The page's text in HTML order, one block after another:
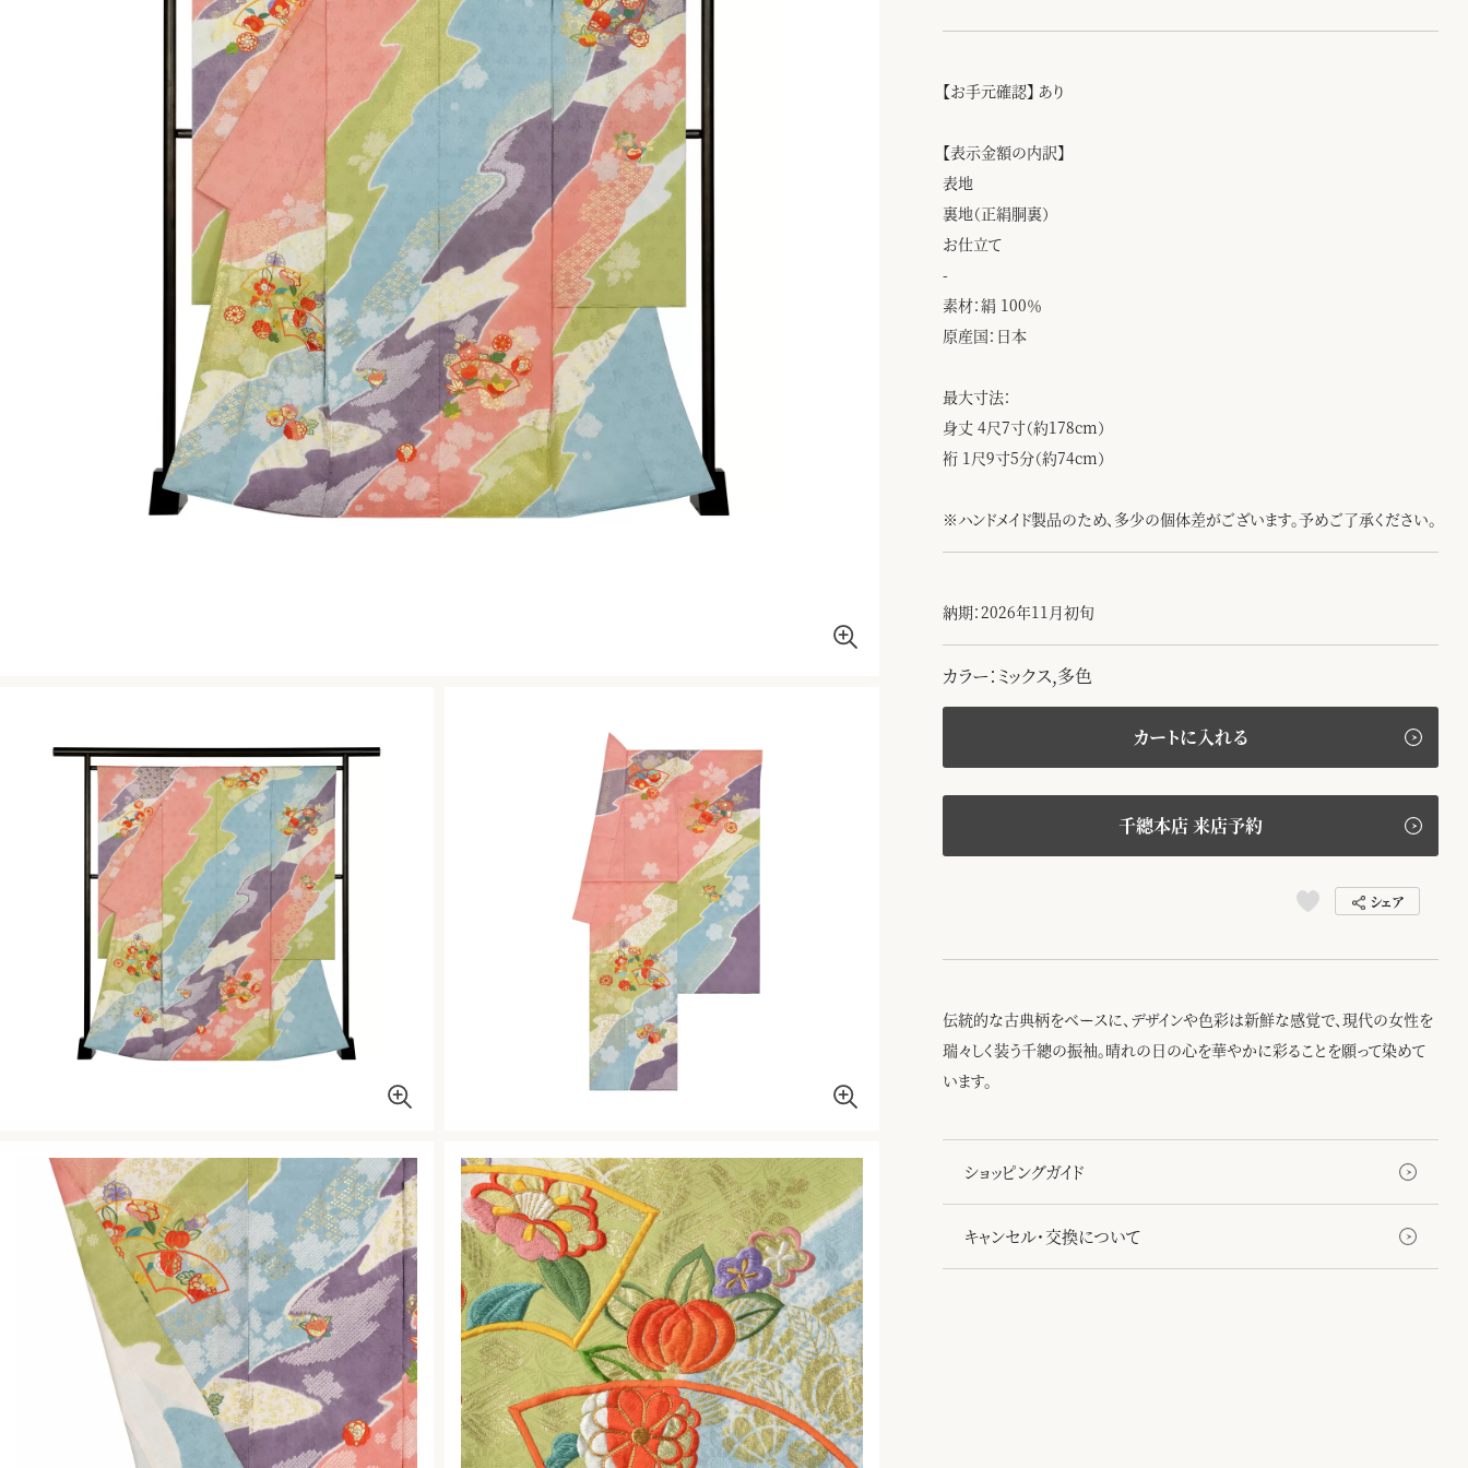
【お手元確認】 あり
【表示金額の内訳】
表地
裏地（正絹胴裏）
お仕立て
-
素材：絹 100％
原産国：日本
最大寸法：
身丈 4尺7寸（約178cm）
裄 1尺9寸5分（約74cm）
※ハンドメイド製品のため、多少の個体差がございます。予めご了承ください。
納期：2026年11月初旬
カラー：ミックス,多色
カートに入れる
千總本店 来店予約
シェア
伝統的な古典柄をベースに、デザインや色彩は新鮮な感覚で、現代の女性を
瑞々しく装う千總の振袖。晴れの日の心を華やかに彩ることを願って染めて
います。
ショッピングガイド
キャンセル・交換について